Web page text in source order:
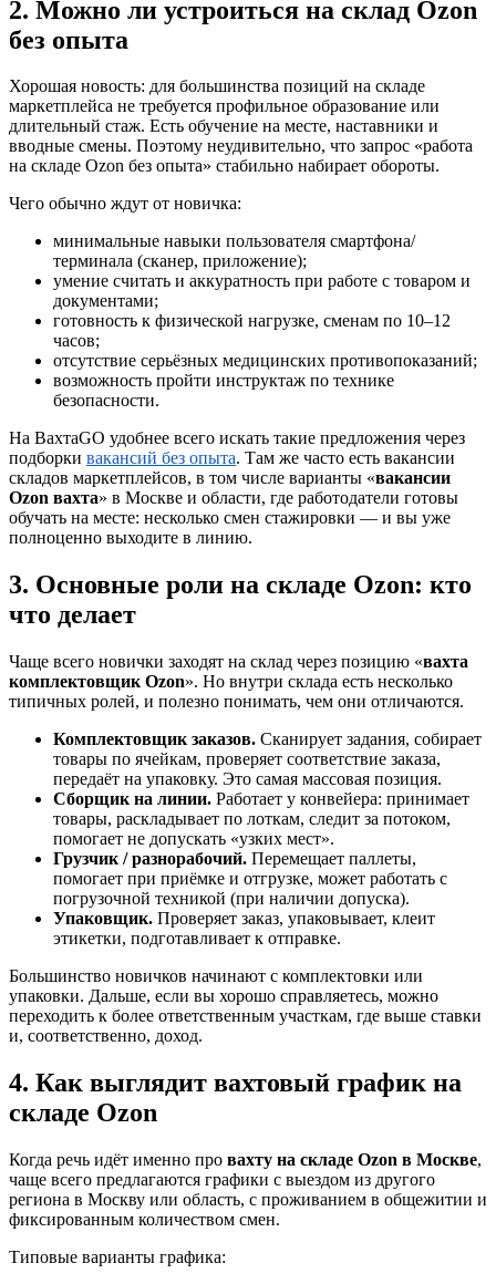
2. Можно ли устроиться на склад Ozon
без опыта
Хорошая новость: для большинства позиций на складе
маркетплейса не требуется профильное образование или
длительный стаж. Есть обучение на месте, наставники и
вводные смены. Поэтому неудивительно, что запрос «работа
на складе Ozon без опыта» стабильно набирает обороты.
Чего обычно ждут от новичка:
минимальные навыки пользователя смартфона/
терминала (сканер, приложение);
умение считать и аккуратность при работе с товаром и
документами;
готовность к физической нагрузке, сменам по 10–12
часов;
отсутствие серьёзных медицинских противопоказаний;
возможность пройти инструктаж по технике
безопасности.
На ВахтаGO удобнее всего искать такие предложения через
подборки вакансий без опыта. Там же часто есть вакансии
складов маркетплейсов, в том числе варианты «вакансии
Ozon вахта» в Москве и области, где работодатели готовы
обучать на месте: несколько смен стажировки — и вы уже
полноценно выходите в линию.
3. Основные роли на складе Ozon: кто
что делает
Чаще всего новички заходят на склад через позицию «вахта
комплектовщик Ozon». Но внутри склада есть несколько
типичных ролей, и полезно понимать, чем они отличаются.
Комплектовщик заказов. Сканирует задания, собирает
товары по ячейкам, проверяет соответствие заказа,
передаёт на упаковку. Это самая массовая позиция.
Сборщик на линии. Работает у конвейера: принимает
товары, раскладывает по лоткам, следит за потоком,
помогает не допускать «узких мест».
Грузчик / разнорабочий. Перемещает паллеты,
помогает при приёмке и отгрузке, может работать с
погрузочной техникой (при наличии допуска).
Упаковщик. Проверяет заказ, упаковывает, клеит
этикетки, подготавливает к отправке.
Большинство новичков начинают с комплектовки или
упаковки. Дальше, если вы хорошо справляетесь, можно
переходить к более ответственным участкам, где выше ставки
и, соответственно, доход.
4. Как выглядит вахтовый график на
складе Ozon
Когда речь идёт именно про вахту на складе Ozon в Москве,
чаще всего предлагаются графики с выездом из другого
региона в Москву или область, с проживанием в общежитии и
фиксированным количеством смен.
Типовые варианты графика: